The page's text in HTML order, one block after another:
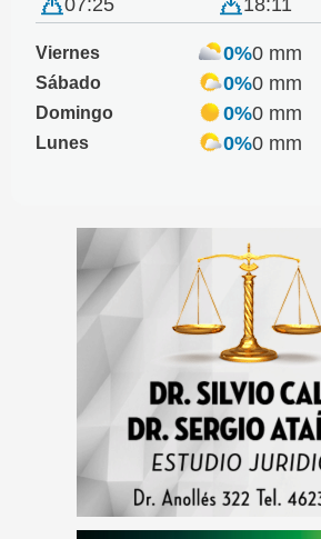
07:25 18:11
Viernes 0%0 mm
Sábado
0%0 mm
Domingo
0%0 mm
Lunes
0%0 mm